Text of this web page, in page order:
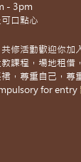
- 3pm
口點心
修活動歡迎你加
課程，場地租借
，尊重自己，尊
for entry